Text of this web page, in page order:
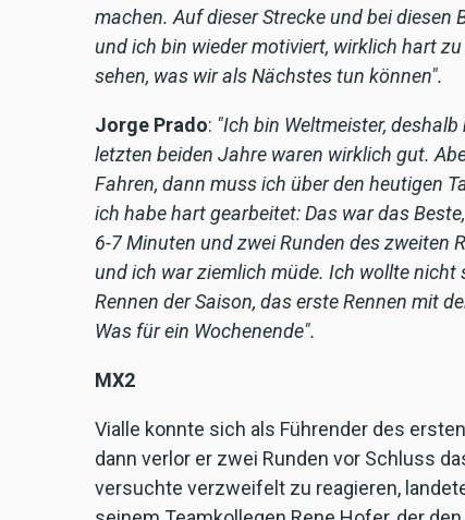
machen. Auf dieser Strecke und bei
und ich bin wieder motiviert, wirklich hart
sehen, was wir als Nächstes tun können".
Jorge Prado: "Ich bin Weltmeister,
letzten beiden Jahre waren wirklich gut.
Fahren, dann muss ich über den heutigen
ich habe hart gearbeitet: Das war das
6-7 Minuten und zwei Runden des zweiten
und ich war ziemlich müde. Ich wollte nicht
Rennen der Saison, das erste Rennen mit
Was für ein Wochenende".
MX2
Vialle konnte sich als Führender des
dann verlor er zwei Runden vor Schluss
versuchte verzweifelt zu reagieren,